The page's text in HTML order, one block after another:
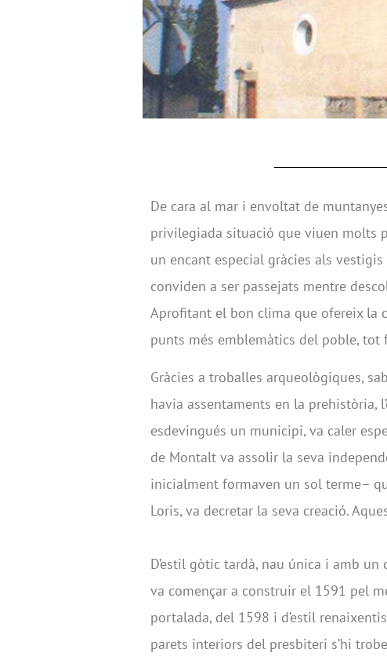
De cara al mar i envoltat de
privilegiada situació que viuen molts
un encant especial gràcies als
conviden a ser passejats mentre
Aprofitant el bon clima que ofereix la
punts més emblemàtics del poble,
Gràcies a troballes arqueològiques,
havia assentaments en la prehistòria,
esdevingués un municipi, va caler
de Montalt va assolir la seva
inicialment formaven un sol terme–
Loris, va decretar la seva creació.
D’estil gòtic tardà, nau única i amb un
va començar a construir el 1591 pel
portalada, del 1598 i d’estil
parets interiors del presbiteri s’hi